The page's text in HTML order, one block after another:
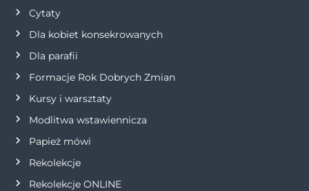
a
w
p
i
s
u
Cytaty
Dla kobiet konsekrowanych
Dla parafii
Formacje Rok Dobrych Zmian
Kursy i warsztaty
Modlitwa wstawiennicza
Papież mówi
Rekolekcje
Rekolekcje ONLINE